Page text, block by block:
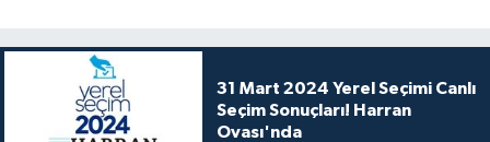
31 Mart 2024 Yerel Seçimi Canlı
Seçim Sonuçları! Harran
Ovası'nda